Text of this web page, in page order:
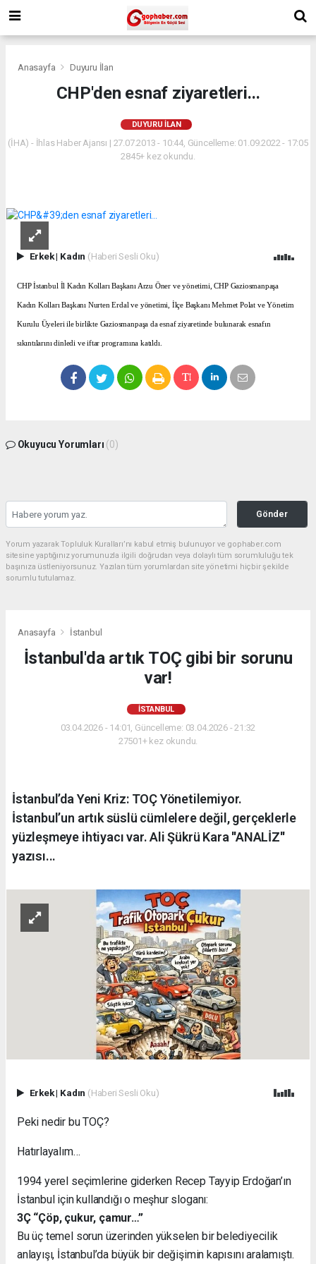
Anasayfa Duyuru İlan
CHP'den esnaf ziyaretleri...
DUYURU İLAN
(İHA) - İhlas Haber Ajansı | 27.07.2013 - 10:44, Güncelleme: 01.09.2022 - 17:05
2845+ kez okundu.
Erkek| Kadın (Haberi Sesli Oku)
CHP İstanbul İl Kadın Kolları Başkanı Arzu Öner ve yönetimi, CHP Gaziosmanpaşa
Kadın Kolları Başkanı Nurten Erdal ve yönetimi, İlçe Başkanı Mehmet Polat ve Yönetim
Kurulu Üyeleri ile birlikte Gaziosmanpaşa da esnaf ziyaretinde bulunarak esnafın
sıkıntılarını dinledi ve iftar programına katıldı.
Okuyucu Yorumları (0)
Gönder
Yorum yazarak Topluluk Kuralları’nı kabul etmiş bulunuyor ve gophaber.com
sitesine yaptığınız yorumunuzla ilgili doğrudan veya dolaylı tüm sorumluluğu tek
başınıza üstleniyorsunuz. Yazılan tüm yorumlardan site yönetimi hiçbir şekilde
sorumlu tutulamaz.
Anasayfa İstanbul
İstanbul'da artık TOÇ gibi bir sorunu
var!
İSTANBUL
03.04.2026 - 14:01, Güncelleme: 03.04.2026 - 21:32
27501+ kez okundu.
İstanbul’da Yeni Kriz: TOÇ Yönetilemiyor.
İstanbul’un artık süslü cümlelere değil, gerçeklerle
yüzleşmeye ihtiyacı var. Ali Şükrü Kara ''ANALİZ''
yazısı...
Erkek| Kadın (Haberi Sesli Oku)
Peki nedir bu TOÇ?
Hatırlayalım…
1994 yerel seçimlerine giderken Recep Tayyip Erdoğan’ın
İstanbul için kullandığı o meşhur sloganı:
3Ç “Çöp, çukur, çamur…”
Bu üç temel sorun üzerinden yükselen bir belediyecilik
anlayışı, İstanbul’da büyük bir değişimin kapısını aralamıştı.